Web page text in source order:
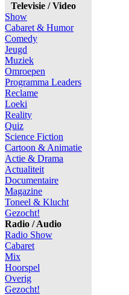
Televisie / Video
Show
Cabaret & Humor
Comedy
Jeugd
Muziek
Omroepen
Programma Leaders
Reclame
Loeki
Reality
Quiz
Science Fiction
Cartoon & Animatie
Actie & Drama
Actualiteit
Documentaire
Magazine
Toneel & Klucht
Gezocht!
Radio / Audio
Radio Show
Cabaret
Mix
Hoorspel
Overig
Gezocht!